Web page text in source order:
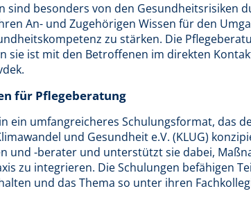
sind besonders von den Gesundheitsrisiken
An- und Zugehörigen Wissen für den
zu stärken. Die
sie ist mit den Betroffenen im direkten
für Pflegeberatung
ein umfangreicheres Schulungsformat, das
und Gesundheit e.V. (KLUG)
und -berater und unterstützt sie dabei,
zu integrieren. Die Schulungen befähigen
und das Thema so unter ihren